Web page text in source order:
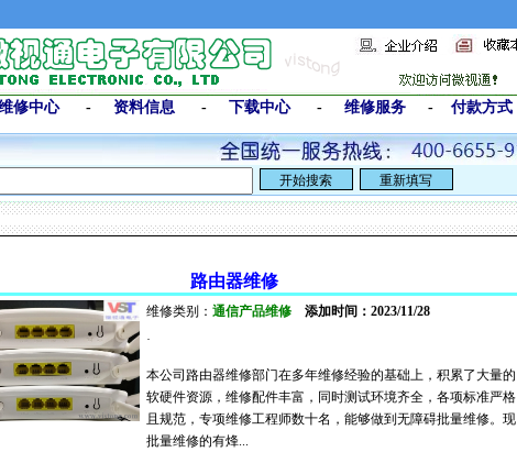
修中心- 资料信息 - 下载中心- 维修服务 - 付款方式
路由器维修
维修类别： 通信产品维修 添加时间：2023/11/28
·
本公司路由器维修部门在多年维修经验的基础上，积累了大量的
软硬件资源，维修配件丰富，同时测试环境齐全，各项标准严格
且规范，专项维修工程师数十名，能够做到无障碍批量维修。现
批量维修的有烽...